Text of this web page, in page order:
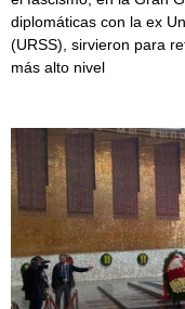
diplomáticas con la ex
(URSS), sirvieron para
más alto nivel